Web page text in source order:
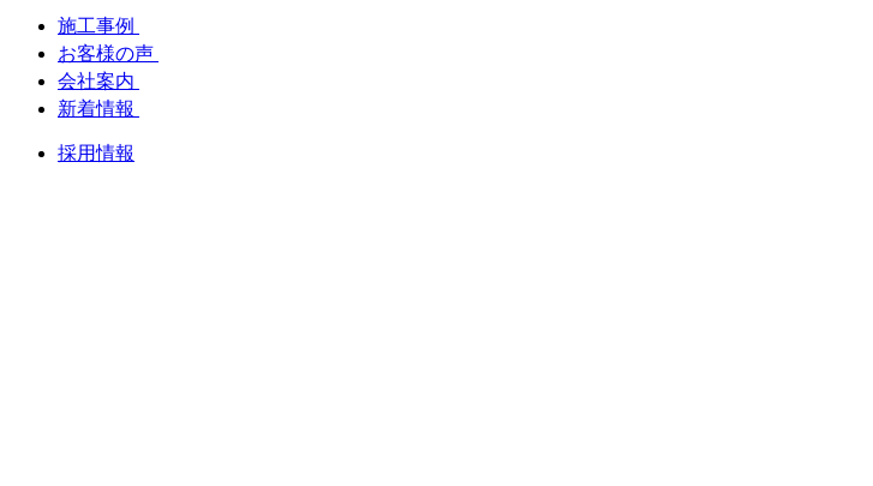
施工事例
お客様の声
会社案内
新着情報
採用情報